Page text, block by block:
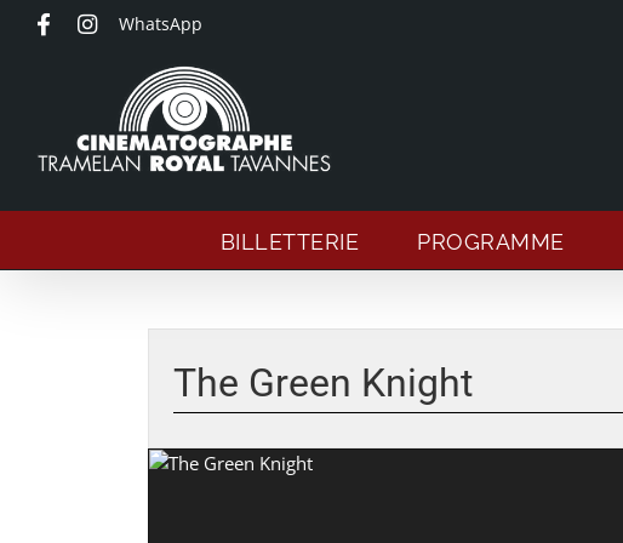
Passer
WhatsApp
BILLETTERIE PROGRAMME
The Green Knight